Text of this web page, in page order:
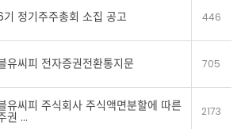
정기주주총회 소집 공고 446
유씨피 전자증권전환통지문 705
유씨피 주식회사 주식액면분할에 따른
권 ... 2173